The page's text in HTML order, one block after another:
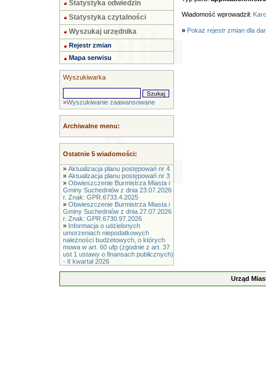
Statystyka odwiedzin
Statystyka czytalności
Wyszukaj urzędnika
Rejestr zmian
Mapa serwisu
Wyszukiwarka
»Wyszukiwanie zaawansowane
Archiwalne menu:
Ostatnie 5 wiadomości:
» Aktualizacja planu postępowań nr 4
» Aktualizacja planu postępowań nr 3
» Obwieszczenie Burmistrza Miasta i
Gminy Suchedniów z dnia 23.07.2026
r. Znak: GPR.6733.4.2025
» Obwieszczenie Burmistrza Miasta i
Gminy Suchedniów z dnia 27.07.2026
r. Znak: GPR.6730.97.2026
» Informacja o udzielonych
umorzeniach niepodatkowych
należności budżetowych, o których
mowa w art. 60 ufp (zgodnie z art. 37
ust 1 ustawy o finansach publicznych)
- II kwartał 2026
Wiadomość wprowadził:
» Pokaż rejestr zmian dla
Urząd